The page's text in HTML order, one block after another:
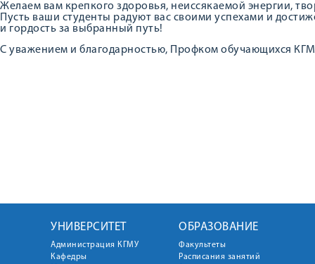
Желаем вам крепкого здоровья, неиссякаемой энергии,
Пусть ваши студенты радуют вас своими успехами и
и гордость за выбранный путь!
С уважением и благодарностью, Профком обучающихся
УНИВЕРСИТЕТ
Администрация КГМУ
Кафедры
ОБРАЗОВАНИЕ
Факультеты
Расписания занятий